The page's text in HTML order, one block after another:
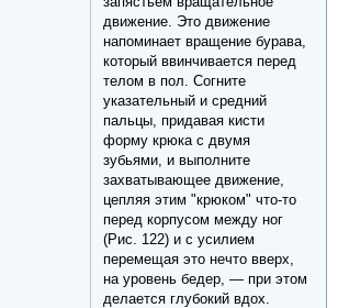
движение. Это движение
напоминает вращение бурава,
который ввинчивается перед
телом в пол. Согните
указательный и средний
пальцы, придавая кисти
форму крюка с двумя
зубьями, и выполните
захватывающее движение,
цепляя этим "крюком" что-то
перед корпусом между ног
(Рис. 122) и с усилием
перемещая это нечто вверх,
на уровень бедер, — при этом
делается глубокий вдох.